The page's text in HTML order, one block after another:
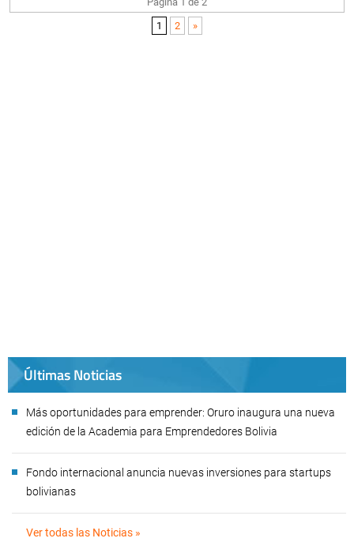
1
2 »
Últimas Noticias
Más oportunidades para emprender: Oruro inaugura una nueva
edición de la Academia para Emprendedores Bolivia
Fondo internacional anuncia nuevas inversiones para startups
bolivianas
Ver todas las Noticias »